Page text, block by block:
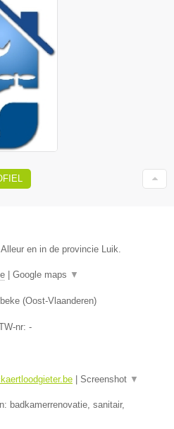
en in de provincie Luik.
Google maps ▼
(Oost-Vlaanderen)
nr: -
Screenshot ▼
badkamerrenovatie, sanitair,